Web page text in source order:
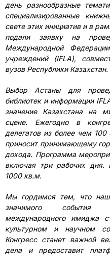
день разнообразные
специализированные
свете этих инициатив и в
подали заявку на
Международной
учреждений (IFLA),
вузов Республики Казахстан.
Выбор Астаны для
библиотек и информации
значение Казахстана на
сцене. Ежегодно в
делегатов из более чем
приносит принимающему
дохода. Программа
включая три рабочих дня.
1000 кв.м.
Мы гордимся тем, что
значимого события
международного имиджа
культурном и научном
Конгресс станет важной
дела и предоставит